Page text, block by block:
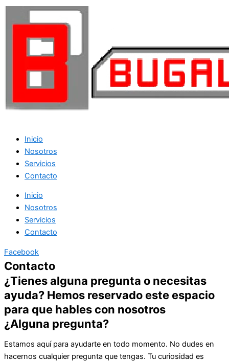
Inicio
Nosotros
Servicios
Contacto
Inicio
Nosotros
Servicios
Contacto
Facebook
Contacto
¿Tienes alguna pregunta o necesitas
ayuda? Hemos reservado este espacio
para que hables con nosotros
¿Alguna pregunta?
Estamos aquí para ayudarte en todo momento. No dudes en
hacernos cualquier pregunta que tengas. Tu curiosidad es